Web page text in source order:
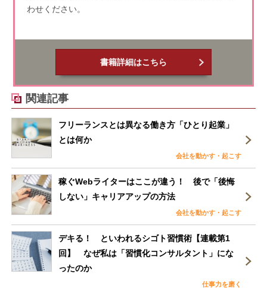
わせください。
書籍詳細はこちら
関連記事
フリーランスとは異なる働き方「ひとり起業」
とは何か
会社を動かす・起こす
稼ぐWebライターはここが違う！ 後で「後悔
しない」キャリアアップの方法
会社を動かす・起こす
デキる！ といわれるシゴト習慣術【連載第1
回】 なぜ私は「習慣化コンサルタント」にな
ったのか
仕事力を磨く